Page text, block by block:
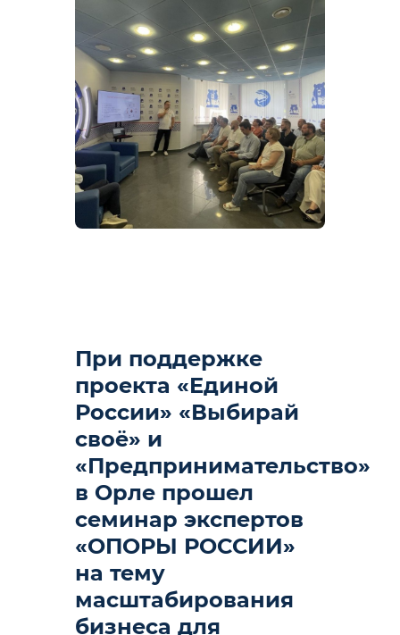
При поддержке
проекта «Единой
России» «Выбирай
своё» и
«Предпринимательство»
в Орле прошел
семинар экспертов
«ОПОРЫ РОССИИ»
на тему
масштабирования
бизнеса для